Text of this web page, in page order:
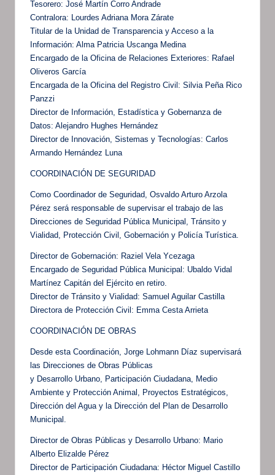
Tesorero: José Martín Corro Andrade
Contralora: Lourdes Adriana Mora Zárate
Titular de la Unidad de Transparencia y Acceso a la
Información: Alma Patricia Uscanga Medina
Encargado de la Oficina de Relaciones Exteriores: Rafael
Oliveros García
Encargada de la Oficina del Registro Civil: Silvia Peña Rico
Panzzi
Director de Información, Estadística y Gobernanza de
Datos: Alejandro Hughes Hernández
Director de Innovación, Sistemas y Tecnologías: Carlos
Armando Hernández Luna
COORDINACIÓN DE SEGURIDAD
Como Coordinador de Seguridad, Osvaldo Arturo Arzola
Pérez será responsable de supervisar el trabajo de las
Direcciones de Seguridad Pública Municipal, Tránsito y
Vialidad, Protección Civil, Gobernación y Policía Turística.
Director de Gobernación: Raziel Vela Ycezaga
Encargado de Seguridad Pública Municipal: Ubaldo Vidal
Martínez Capitán del Ejército en retiro.
Director de Tránsito y Vialidad: Samuel Aguilar Castilla
Directora de Protección Civil: Emma Cesta Arrieta
COORDINACIÓN DE OBRAS
Desde esta Coordinación, Jorge Lohmann Díaz supervisará
las Direcciones de Obras Públicas
y Desarrollo Urbano, Participación Ciudadana, Medio
Ambiente y Protección Animal, Proyectos Estratégicos,
Dirección del Agua y la Dirección del Plan de Desarrollo
Municipal.
Director de Obras Públicas y Desarrollo Urbano: Mario
Alberto Elizalde Pérez
Director de Participación Ciudadana: Héctor Miguel Castillo